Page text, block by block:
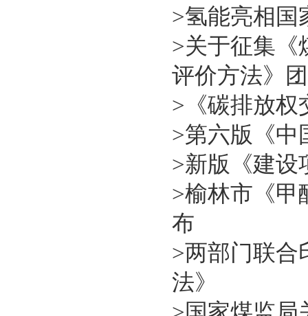
>氢能亮相国
>关于征集《
评价方法》
> 《碳排放
>第六版《中
>新版《建设
>榆林市《甲
布
>两部门联合
法》